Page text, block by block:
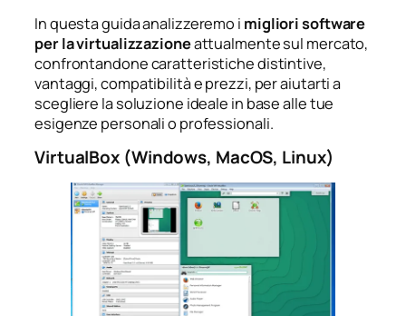
In questa guida analizzeremo i migliori software
per la virtualizzazioneattualmente sul mercato,
confrontandone caratteristiche distintive,
vantaggi, compatibilità e prezzi, per aiutarti a
scegliere la soluzione ideale in base alle tue
esigenze personali o professionali.
VirtualBox (Windows, MacOS, Linux)